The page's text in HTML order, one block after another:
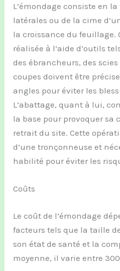
L’émondage consiste en
latérales ou de la cime
la croissance du feuillage.
réalisée à l’aide d’outils
des ébrancheurs, des
coupes doivent être
angles pour éviter les
L’abattage, quant à lui,
la base pour provoquer sa
retrait du site. Cette
d’une tronçonneuse et
habilité pour éviter les
Coûts
Le coût de l’émondage
facteurs tels que la taille
son état de santé et la
moyenne, il varie entre